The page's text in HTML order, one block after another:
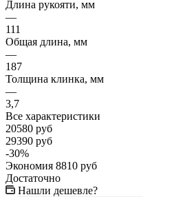
Длина рукояти, мм
—
111
Общая длина, мм
—
187
Толщина клинка, мм
—
3,7
Все характеристики
20580 руб
29390 руб
-30%
Экономия 8810 руб
Достаточно
Нашли дешевле?